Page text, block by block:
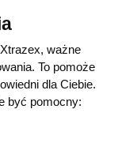
ważne
To pomoże
dla Ciebie.
być pomocny: